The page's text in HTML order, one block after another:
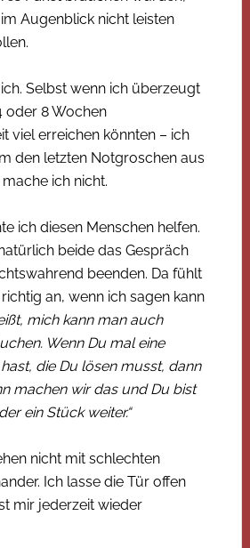
Augenblick nicht leisten
Selbst wenn ich überzeugt
oder 8 Wochen
viel erreichen könnten – ich
den letzten Notgroschen aus
ich nicht.
ich diesen Menschen helfen.
beide das Gespräch
beenden. Da fühlt
an, wenn ich sagen kann
mich kann man auch
Wenn Du mal eine
die Du lösen musst, dann
machen wir das und Du bist
ein Stück weiter.“
nicht mit schlechten
Ich lasse die Tür offen
mir jederzeit wieder